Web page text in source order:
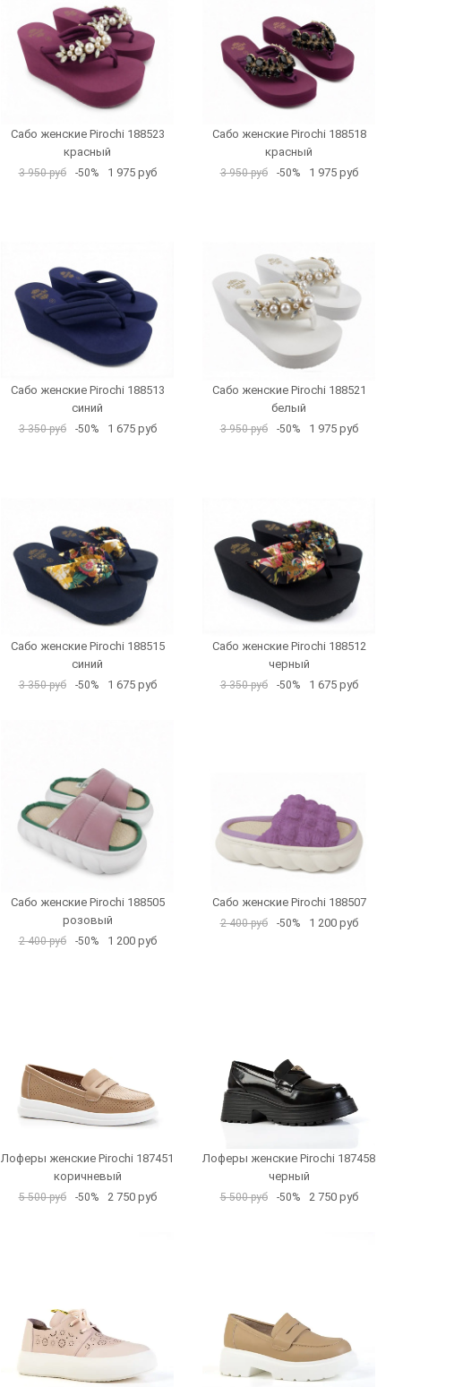
Сабо женские Pirochi 188523
красный
3 950 руб -50% 1 975 руб
Сабо женские Pirochi 188518
красный
3 950 руб -50% 1 975 руб
Сабо женские Pirochi 188513
синий
3 350 руб -50% 1 675 руб
Сабо женские Pirochi 188521
белый
3 950 руб -50% 1 975 руб
Сабо женские Pirochi 188515
синий
3 350 руб -50% 1 675 руб
Сабо женские Pirochi 188512
черный
3 350 руб -50% 1 675 руб
Сабо женские Pirochi 188505
розовый
2 400 руб -50% 1 200 руб
Сабо женские Pirochi 188507
2 400 руб -50% 1 200 руб
Лоферы женские Pirochi 187451
коричневый
5 500 руб -50% 2 750 руб
Лоферы женские Pirochi 187458
черный
5 500 руб -50% 2 750 руб